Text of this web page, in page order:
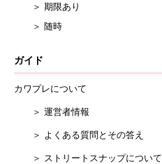
＞ 期限あり
＞ 随時
ガイド
カワプレについて
＞ 運営者情報
＞ よくある質問とその答え
＞ ストリートスナップについて